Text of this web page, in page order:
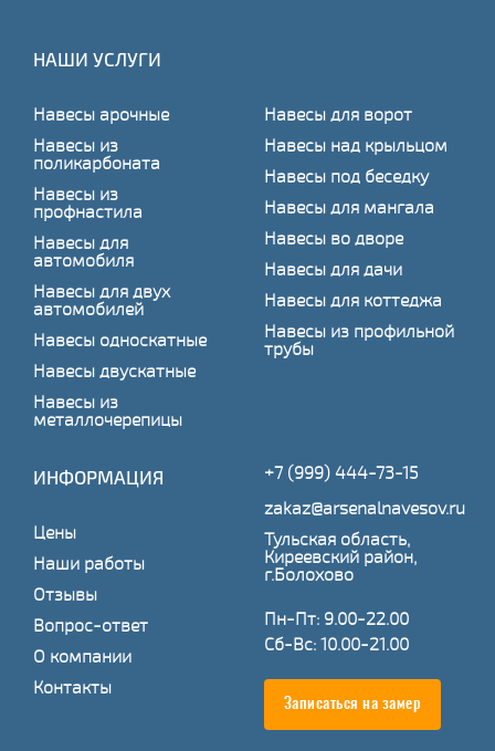
НАШИ УСЛУГИ
Навесы арочные
Навесы из
поликарбоната
Навесы из
профнастила
Навесы для
автомобиля
Навесы для двух
автомобилей
Навесы односкатные
Навесы двускатные
Навесы из
металлочерепицы
Навесы для ворот
Навесы над крыльцом
Навесы под беседку
Навесы для мангала
Навесы во дворе
Навесы для дачи
Навесы для коттеджа
Навесы из профильной
трубы
ИНФОРМАЦИЯ
Цены
Наши работы
Отзывы
Вопрос-ответ
О компании
Контакты
+7 (999) 444-73-15
zakaz@arsenalnavesov.ru
Тульская область,
Киреевский район,
г.Болохово
Пн-Пт: 9.00-22.00
Сб-Вс: 10.00-21.00
Записаться на замер